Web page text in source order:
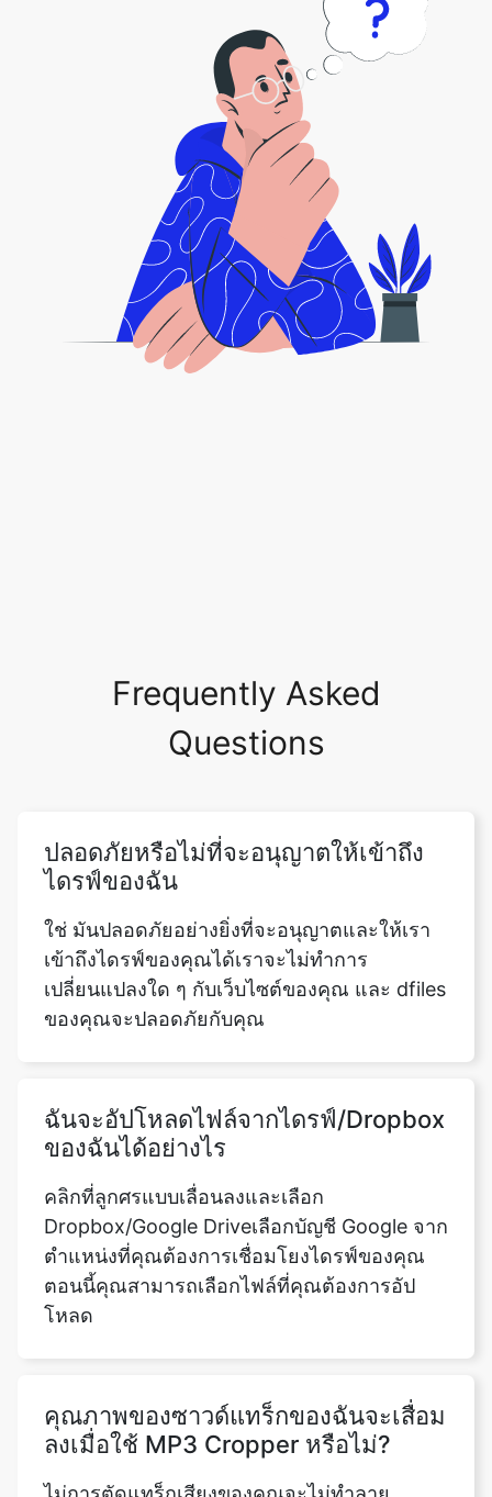
ปลอดภัยหรือไม่ที่จะอนุญาตให้เข้าถึง
ใช่ มันปลอดภัยอย่างยิ่งที่จะอนุญาตและให้เรา
เข้าถึงไดรฟ์ของคุณได้เราจะไม่ทำการ
เปลี่ยนแปลงใด ๆ กับเว็บไซต์ของคุณ และ dfiles
ของคุณจะปลอดภัยกับคุณ
ฉันจะอัปโหลดไฟล์จากไดรฟ์/Dropbox
Dropbox/Google Driveเลือกบัญชี Google จาก
ตำแหน่งที่คุณต้องการเชื่อมโยงไดรฟ์ของคุณ
ตอนนี้คุณสามารถเลือกไฟล์ที่คุณต้องการอัป
โหลด
คุณภาพของซาวด์แทร็กของฉันจะเสื่อม
คุณภาพในทางใดทางหนึ่งนี่เป็นหนึ่งใน
คุณสมบัติที่ดีที่สุดของเครื่องมือ MP3 Cropper
ออนไลน์ของเราเราสามารถรับประกันได้ว่า